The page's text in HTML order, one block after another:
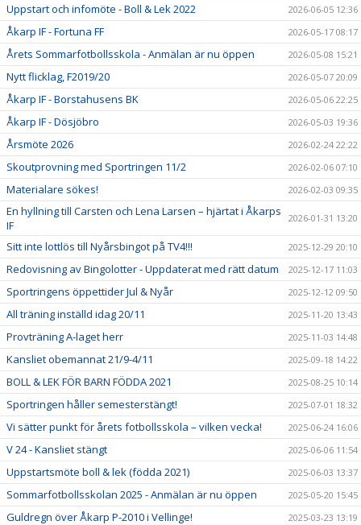
Uppstart och infomöte - Boll & Lek 2022 2026-06-05 12:36
Åkarp IF - Fortuna FF 2026-05-17 08:17
Årets Sommarfotbollsskola - Anmälan är nu öppen 2026-05-08 15:21
Nytt flicklag, F2019/20 2026-05-07 20:09
Åkarp IF - Borstahusens BK 2026-05-06 22:25
Åkarp IF - Dösjöbro 2026-05-03 19:36
Årsmöte 2026 2026-02-24 22:22
Skoutprovning med Sportringen 11/2 2026-02-06 07:10
Materialare sökes! 2026-02-03 09:35
En hyllning till Carsten och Lena Larsen – hjärtat i Åkarps
IF
2026-01-31 13:20
Sitt inte lottlös till Nyårsbingot på TV4!!! 2025-12-29 20:10
Redovisning av Bingolotter - Uppdaterat med rätt datum 2025-12-17 11:03
Sportringens öppettider Jul & Nyår 2025-12-12 09:50
All träning inställd idag 20/11 2025-11-20 13:43
Provträning A-laget herr 2025-11-03 14:48
Kansliet obemannat 21/9-4/11 2025-09-18 14:22
BOLL & LEK FÖR BARN FÖDDA 2021 2025-08-25 10:14
Sportringen håller semesterstängt! 2025-07-01 18:32
Vi sätter punkt för årets fotbollsskola – vilken vecka! 2025-06-24 16:06
V 24 - Kansliet stängt 2025-06-06 11:54
Uppstartsmöte boll & lek (födda 2021) 2025-06-03 13:37
Sommarfotbollsskolan 2025 - Anmälan är nu öppen 2025-05-20 15:45
Guldregn över Åkarp P-2010 i Vellinge! 2025-03-23 13:19